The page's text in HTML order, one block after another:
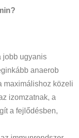
jobb ugyanis
anaerob
maximálishoz közeli
izomzatnak, a
a fejlődésben,